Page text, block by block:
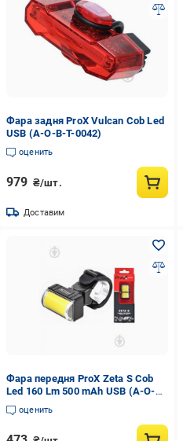
Фара задня ProX Vulcan Cob Led
USB (A-O-B-T-0042)
оценить
979 ₴/шт.
Доставим
Фара передня ProX Zeta S Cob
Led 160 Lm 500 mAh USB (A-O-B-
P-0419)
оценить